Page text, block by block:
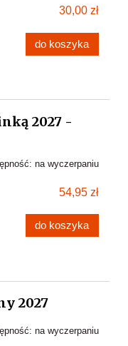
30,00 zł
do koszyka
2027 -
na wyczerpaniu
54,95 zł
do koszyka
2027
na wyczerpaniu